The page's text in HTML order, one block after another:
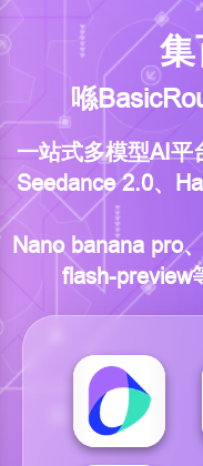
集
喺
一站式多模型AI平
Seedance 2.0、
Nano banana pro
flash-preview